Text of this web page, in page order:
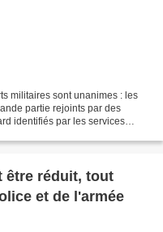
militaires sont unanimes : les
partie rejoints par des
identifiés par les services
être réduit, tout
et de l'armée